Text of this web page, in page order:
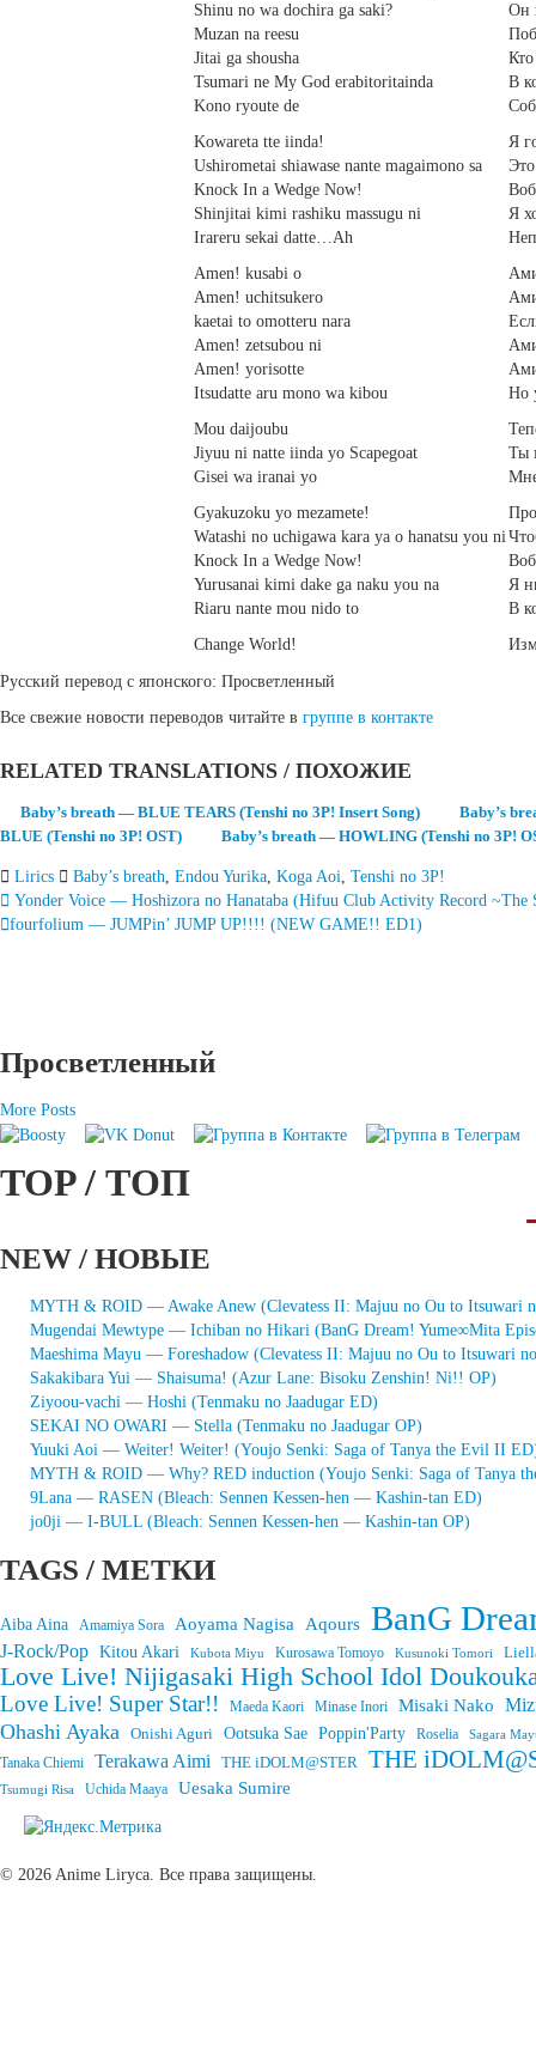
Shinu no wa dochira ga saki?
Muzan na reesu
Jitai ga shousha
Tsumari ne My God erabitoritainda
Kono ryoute de
Kowareta tte iinda!
Ushirometai shiawase nante magaimono sa
Knock In a Wedge Now!
Shinjitai kimi rashiku massugu ni
Irareru sekai datte…Ah
Amen! kusabi o
Amen! uchitsukero
kaetai to omotteru nara
Amen! zetsubou ni
Amen! yorisotte
Itsudatte aru mono wa kibou
Mou daijoubu
Jiyuu ni natte iinda yo Scapegoat
Gisei wa iranai yo
Gyakuzoku yo mezamete!
Watashi no uchigawa kara ya o hanatsu you ni
Knock In a Wedge Now!
Yurusanai kimi dake ga naku you na
Riaru nante mou nido to
Change World!
Он
В
Я
Я
Но
Ты
Я
В
Русский перевод с японского: Просветленный
Все свежие новости переводов читайте в группе в контакте
RELATED TRANSLATIONS / ПОХОЖИЕ
Baby’s breath — BLUE TEARS (Tenshi no 3P! Insert Song)
Baby’s
BLUE (Tenshi no 3P! OST)
Baby’s breath — HOWLING (Tenshi no 3P!
Lirics Baby’s breath, Endou Yurika, Koga Aoi, Tenshi no 3P!
Запись
Yonder Voice — Hoshizora no Hanataba (Hifuu Club Activity Record ~The
fourfolium — JUMPin’ JUMP UP!!!! (NEW GAME!! ED1)
Просветленный
More Posts
TOP / ТОП
NEW / НОВЫЕ
MYTH & ROID — Awake Anew (Clevatess II: Majuu no Ou to Itsuwari
Mugendai Mewtype — Ichiban no Hikari (BanG Dream! Yume∞Mita
Maeshima Mayu — Foreshadow (Clevatess II: Majuu no Ou to Itsuwari no
Sakakibara Yui — Shaisuma! (Azur Lane: Bisoku Zenshin! Ni!! OP)
Ziyoou-vachi — Hoshi (Tenmaku no Jaadugar ED)
SEKAI NO OWARI — Stella (Tenmaku no Jaadugar OP)
Yuuki Aoi — Weiter! Weiter! (Youjo Senki: Saga of Tanya the Evil II
MYTH & ROID — Why? RED induction (Youjo Senki: Saga of Tanya
9Lana — RASEN (Bleach: Sennen Kessen-hen — Kashin-tan ED)
jo0ji — I-BULL (Bleach: Sennen Kessen-hen — Kashin-tan OP)
TAGS / МЕТКИ
Aiba Aina Amamiya Sora Aoyama Nagisa Aqours BanG
J-Rock/Pop Kitou Akari Kubota Miyu Kurosawa Tomoyo Kusunoki Tomori
Love Live! Nijigasaki High School Idol
Love Live! Super Star!! Maeda Kaori Minase Inori Misaki Nako
Ohashi Ayaka Onishi Aguri Ootsuka Sae Poppin'Party Roselia Sagara
Tanaka Chiemi Terakawa Aimi THE iDOLM@STER THE
Tsumugi Risa Uchida Maaya Uesaka Sumire
© 2026 Anime Liryca. Все права защищены.